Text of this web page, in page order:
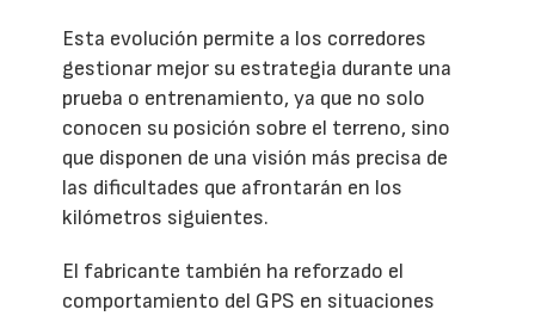
Esta evolución permite a los corredores
gestionar mejor su estrategia durante una
prueba o entrenamiento, ya que no solo
conocen su posición sobre el terreno, sino
que disponen de una visión más precisa de
las dificultades que afrontarán en los
kilómetros siguientes.
El fabricante también ha reforzado el
comportamiento del GPS en situaciones